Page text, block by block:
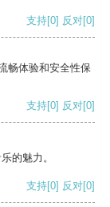
支持[0] 反对[0]
畅体验和安全性保
支持[0] 反对[0]
的魅力。
支持[0] 反对[0]